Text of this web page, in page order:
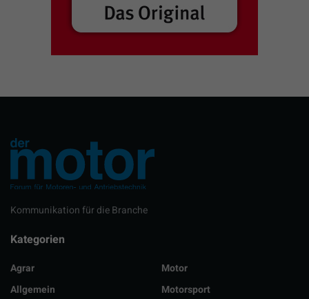
Kommunikation für die Branche
Kategorien
Agrar
Allgemein
Motor
Motorsport